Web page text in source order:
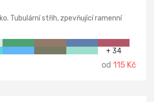
Tubulární střih, zpevňující ramenní
+ 34
od 115 Kč